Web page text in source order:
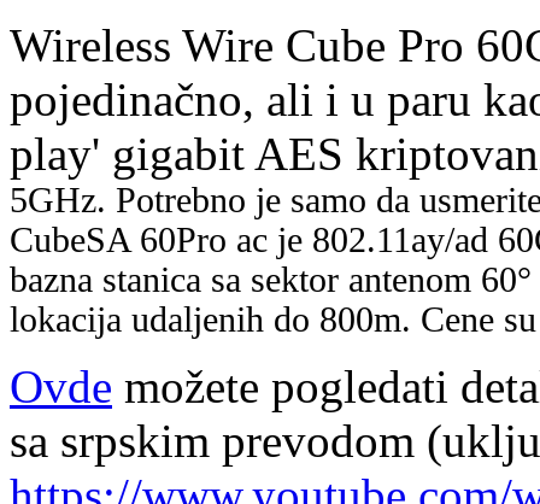
Wireless Wire Cube Pro
pojedinačno, ali i u paru
play' gigabit AES
5GHz. Potrebno je samo da
CubeSA 60Pro ac je 802.11ay/ad
bazna stanica sa sektor antenom
lokacija udaljenih do 800m. Cene
Ovde možete pogledati
sa srpskim prevodom